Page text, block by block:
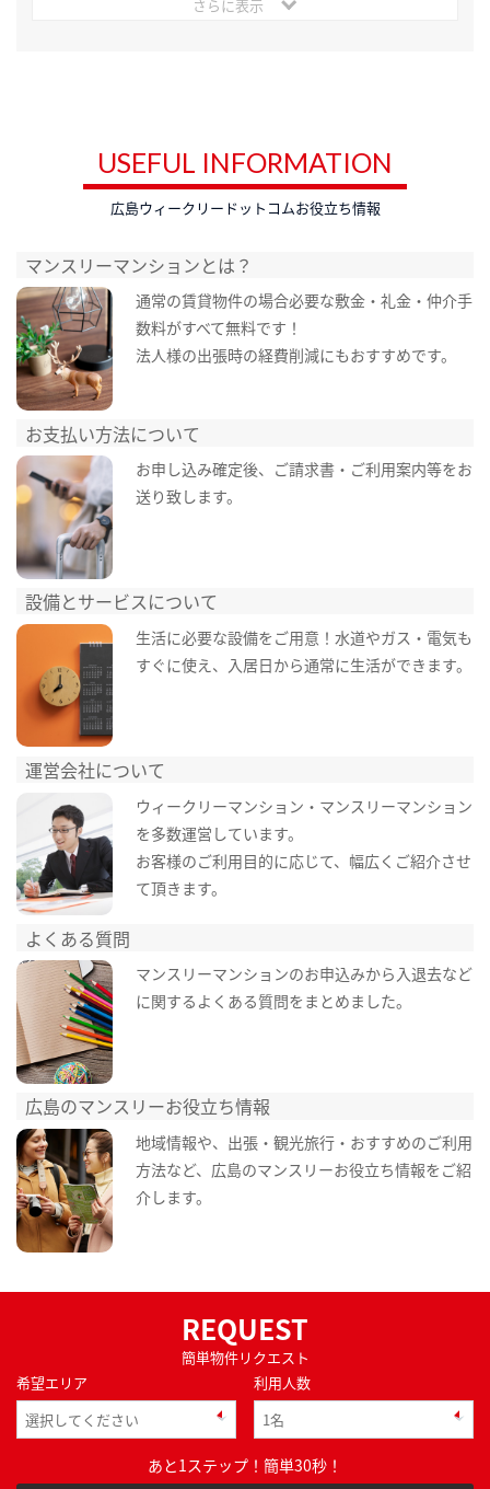
さらに表示
USEFUL INFORMATION
広島ウィークリードットコムお役立ち情報
マンスリーマンションとは？
通常の賃貸物件の場合必要な敷金・礼金・仲介手
数料がすべて無料です！
法人様の出張時の経費削減にもおすすめです。
お支払い方法について
お申し込み確定後、ご請求書・ご利用案内等をお
送り致します。
設備とサービスについて
生活に必要な設備をご用意！水道やガス・電気も
すぐに使え、入居日から通常に生活ができます。
運営会社について
ウィークリーマンション・マンスリーマンション
を多数運営しています。
お客様のご利用目的に応じて、幅広くご紹介させ
て頂きます。
よくある質問
マンスリーマンションのお申込みから入退去など
に関するよくある質問をまとめました。
広島のマンスリーお役立ち情報
地域情報や、出張・観光旅行・おすすめのご利用
方法など、広島のマンスリーお役立ち情報をご紹
介します。
REQUEST
簡単物件リクエスト
希望エリア
利用人数
あと1ステップ！簡単30秒！